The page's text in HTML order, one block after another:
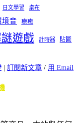
日文學習 桌布
境音 療癒
遊戲 計時器
貼圖
| 訂閱新文章 / 用 Email